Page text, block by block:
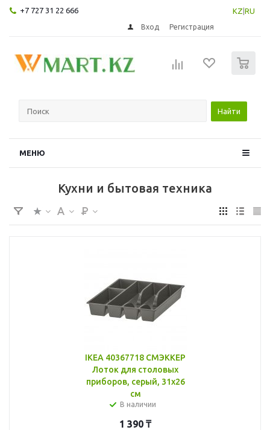
+7 727 31 22 666 KZ RU
Вход Регистрация
Найти
МЕНЮ
Кухни и бытовая техника
IKEA 40367718 СМЭККЕР
Лоток для столовых
приборов, серый, 31x26
см
В наличии
1 390 ₸